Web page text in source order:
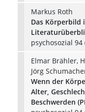
Markus Roth
Das Körperbild
psychosozial 94
Elmar Brähler,
Jörg
Wenn der
Alter,
Beschwerden